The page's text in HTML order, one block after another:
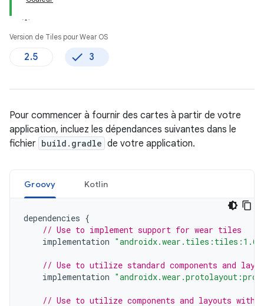
Version de Tiles pour Wear OS
2.5 3
Pour commencer à fournir des cartes à partir de votre
application, incluez les dépendances suivantes dans le
fichier build.gradle de votre application.
Groovy Kotlin
dependencies {
// Use to implement support for wear tiles
implementation
// Use to utilize standard components and
implementation
// Use to utilize components and layouts